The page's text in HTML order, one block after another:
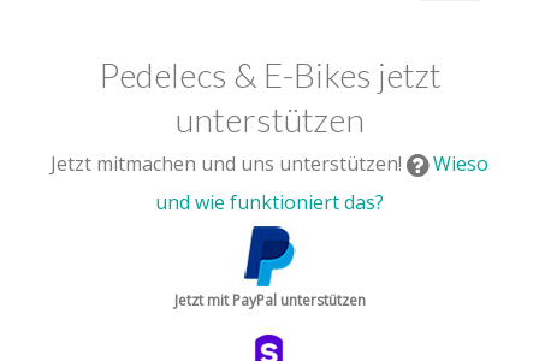
Pedelecs & E-Bikes jetzt
unterstützen
Jetzt mitmachen und uns unterstützen!
Wieso
und wie funktioniert das?
Jetzt mit PayPal unterstützen